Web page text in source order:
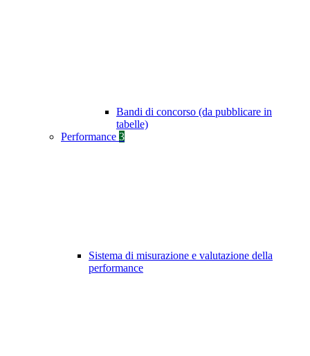
Bandi di concorso (da pubblicare in
tabelle)
Performance 3
Sistema di misurazione e valutazione della
performance